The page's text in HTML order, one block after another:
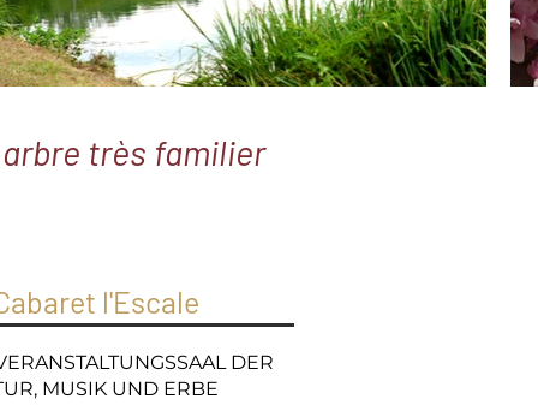
très familier
l'Escale
DER
MUSIK UND ERBE